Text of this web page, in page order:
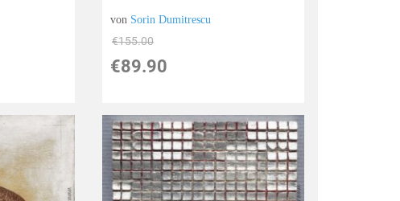
von Sorin Dumitrescu
€155.00
€89.90